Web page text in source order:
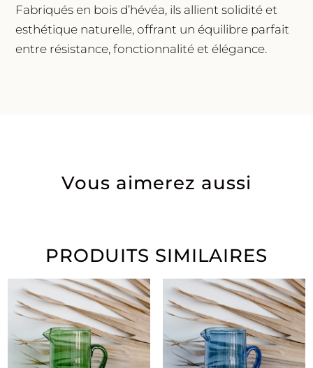
Fabriqués en bois d’hévéa, ils allient solidité et
esthétique naturelle, offrant un équilibre parfait
entre résistance, fonctionnalité et élégance.
Vous aimerez aussi
PRODUITS SIMILAIRES